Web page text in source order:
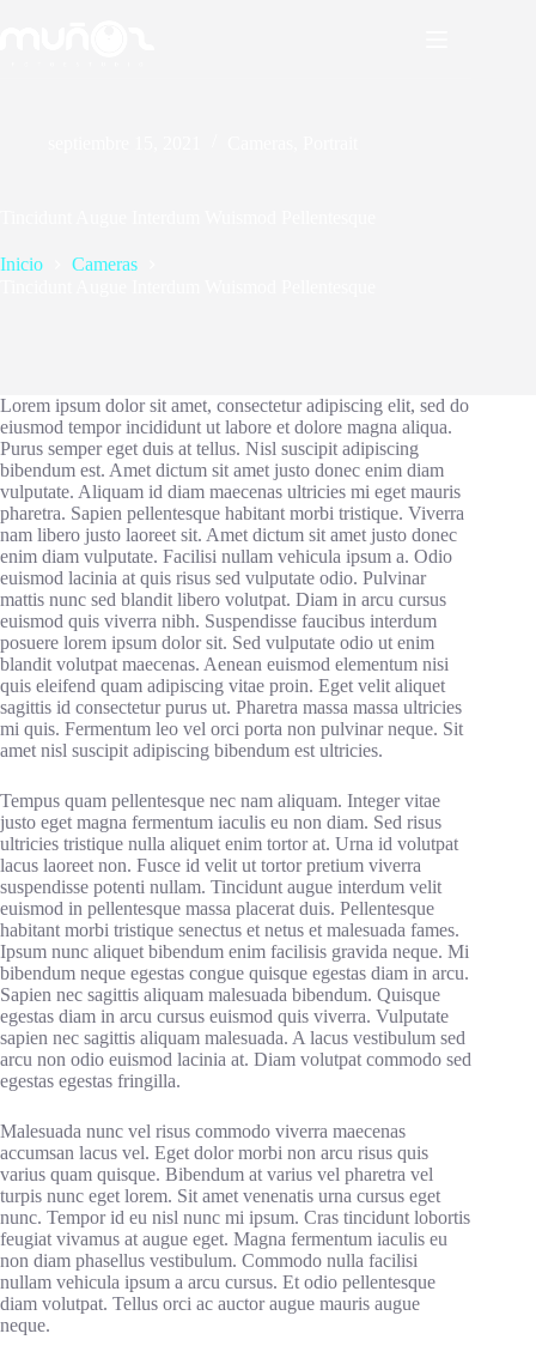
Inicio
Cameras
Lorem ipsum dolor sit amet, consectetur adipiscing elit, sed do
eiusmod tempor incididunt ut labore et dolore magna aliqua.
Purus semper eget duis at tellus. Nisl suscipit adipiscing
bibendum est. Amet dictum sit amet justo donec enim diam
vulputate. Aliquam id diam maecenas ultricies mi eget mauris
pharetra. Sapien pellentesque habitant morbi tristique. Viverra
nam libero justo laoreet sit. Amet dictum sit amet justo donec
enim diam vulputate. Facilisi nullam vehicula ipsum a. Odio
euismod lacinia at quis risus sed vulputate odio. Pulvinar
mattis nunc sed blandit libero volutpat. Diam in arcu cursus
euismod quis viverra nibh. Suspendisse faucibus interdum
posuere lorem ipsum dolor sit. Sed vulputate odio ut enim
blandit volutpat maecenas. Aenean euismod elementum nisi
quis eleifend quam adipiscing vitae proin. Eget velit aliquet
sagittis id consectetur purus ut. Pharetra massa massa ultricies
mi quis. Fermentum leo vel orci porta non pulvinar neque. Sit
amet nisl suscipit adipiscing bibendum est ultricies.
Tempus quam pellentesque nec nam aliquam. Integer vitae
justo eget magna fermentum iaculis eu non diam. Sed risus
ultricies tristique nulla aliquet enim tortor at. Urna id volutpat
lacus laoreet non. Fusce id velit ut tortor pretium viverra
suspendisse potenti nullam. Tincidunt augue interdum velit
euismod in pellentesque massa placerat duis. Pellentesque
habitant morbi tristique senectus et netus et malesuada fames.
Ipsum nunc aliquet bibendum enim facilisis gravida neque. Mi
bibendum neque egestas congue quisque egestas diam in arcu.
Sapien nec sagittis aliquam malesuada bibendum. Quisque
egestas diam in arcu cursus euismod quis viverra. Vulputate
sapien nec sagittis aliquam malesuada. A lacus vestibulum sed
arcu non odio euismod lacinia at. Diam volutpat commodo sed
egestas egestas fringilla.
Malesuada nunc vel risus commodo viverra maecenas
accumsan lacus vel. Eget dolor morbi non arcu risus quis
varius quam quisque. Bibendum at varius vel pharetra vel
turpis nunc eget lorem. Sit amet venenatis urna cursus eget
nunc. Tempor id eu nisl nunc mi ipsum. Cras tincidunt lobortis
feugiat vivamus at augue eget. Magna fermentum iaculis eu
non diam phasellus vestibulum. Commodo nulla facilisi
nullam vehicula ipsum a arcu cursus. Et odio pellentesque
diam volutpat. Tellus orci ac auctor augue mauris augue
neque.